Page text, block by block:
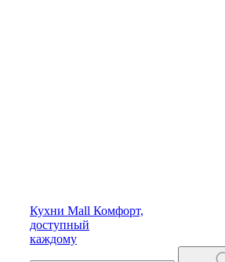
Кухни Mall Комфорт,
доступный
каждому